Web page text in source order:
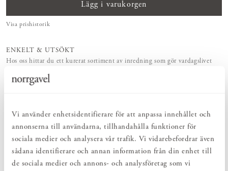
Vi använder enhetsidentifierare för att anpassa innehållet och
annonserna till användarna, tillhandahålla funktioner för
sociala medier och analysera vår trafik. Vi vidarebefordrar även
sådana identifierare och annan information från din enhet till
de sociala medier och annons- och analysföretag som vi
Lägg i varukorgen
Visa prishistorik
ENKELT & UTSÖKT
Hos oss hittar du ett kurerat sortiment av inredning som gör vardagslivet
NATURLIGT & LÅNGSIKTIGT
HARMONISK HELHET
Inredningsdetaljer som kompletterar möblerna och skapar en harmonisk
PRODUKTBESKRIVNING